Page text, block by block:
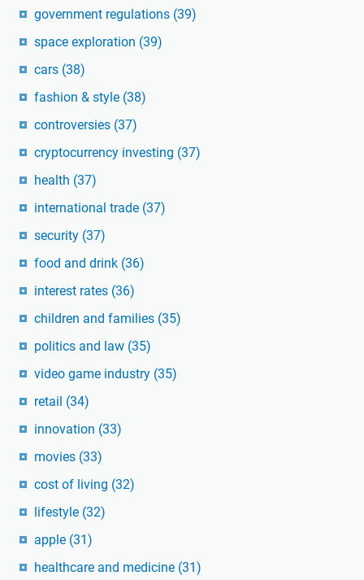
government regulations (39)
space exploration (39)
cars (38)
fashion & style (38)
controversies (37)
cryptocurrency investing (37)
health (37)
international trade (37)
security (37)
food and drink (36)
interest rates (36)
children and families (35)
politics and law (35)
video game industry (35)
retail (34)
innovation (33)
movies (33)
cost of living (32)
lifestyle (32)
apple (31)
healthcare and medicine (31)